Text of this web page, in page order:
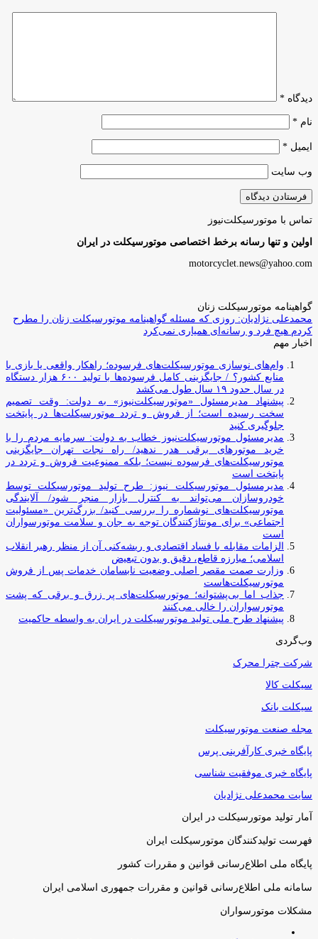
دیدگاه *
نام *
ایمیل *
وب‌ سایت
تماس با موتورسیکلت‌نیوز
اولین و تنها رسانه برخط اختصاصی موتورسیکلت در ایران
motorcyclet.news@yahoo.com
گواهینامه موتورسیکلت زنان
محمدعلی نژادیان: روزی که مسئله گواهینامه موتورسیکلت زنان را مطرح
کردم هیچ فرد و رسانه‌ای همیاری نمی‌کرد
اخبار مهم
وام‌های نوسازی موتورسیکلت‌های فرسوده؛ راهکار واقعی یا بازی با
منابع کشور؟ / جایگزینی کامل فرسوده‌ها با تولید ۶۰۰ هزار دستگاه
در سال حدود ۱۹ سال طول می‌کشد
پیشنهاد مدیرمسئول «موتورسیکلت‌نیوز» به دولت: وقت تصمیم
سخت رسیده است؛ از فروش و تردد موتورسیکلت‌ها در پایتخت
جلوگیری کنید
مدیرمسئول موتورسیکلت‌نیوز خطاب به دولت: سرمایه مردم را با
خرید موتورهای برقی هدر ندهید/ راه نجات تهران جایگزینی
موتورسیکلت‌های فرسوده نیست؛ بلکه ممنوعیت فروش و تردد در
پایتخت است
مدیرمسئول موتورسیکلت نیوز: طرح تولید موتورسیکلت توسط
خودروسازان می‌تواند به کنترل بازار منجر شود/ آلایندگی
موتورسیکلت‌های نوشماره را بررسی کنید/ بزرگ‌ترین «مسئولیت
اجتماعی» برای مونتاژکنندگان توجه به جان و سلامت موتورسواران
است
الزامات مقابله با فساد اقتصادی و ریشه‌کنی آن از منظر رهبر انقلاب
اسلامی؛ مبارزه قاطع، دقیق و بدون تبعیض
وزارت صمت مقصر اصلی وضعیت نابسامان خدمات پس از فروش
موتورسیکلت‌هاست
جذاب اما بی‌پشتوانه؛ موتورسیکلت‌های پر زرق‌ و برقی که پشت
موتورسواران را خالی می‌کنند
پیشنهاد طرح ملی تولید موتورسیکلت در ایران به واسطه حاکمیت
وب‌گردی
شرکت چترا محرک
سیکلت کالا
سیکلت بانک
مجله صنعت موتورسیکلت
پایگاه خبری کارآفرینی پرس
پایگاه خبری موفقیت شناسی
سایت محمدعلی نژادیان
آمار تولید موتورسیکلت در ایران
فهرست تولیدکنندگان موتورسیکلت ایران
پایگاه ملی اطلاع‌رسانی قوانین و مقررات کشور
سامانه ملی اطلاع‌رسانی قوانین و مقررات جمهوری اسلامی ایران
مشکلات موتورسواران